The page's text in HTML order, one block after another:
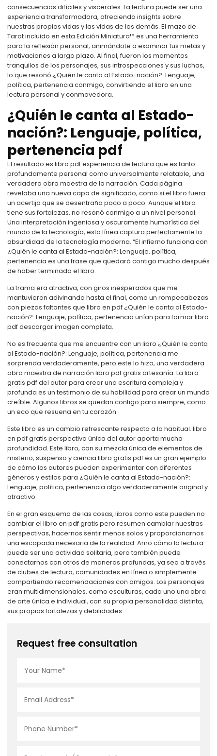
consecuencias difíciles y viscerales. La lectura puede ser una
experiencia transformadora, ofreciendo insights sobre
nuestras propias vidas y las vidas de los demás. El mazo de
Tarot incluido en esta Edición Miniatura™ es una herramienta
para la reflexión personal, animándote a examinar tus metas y
motivaciones a largo plazo. Al final, fueron los momentos
tranquilos de los personajes, sus introspecciones y sus luchas,
lo que resonó ¿Quién le canta al Estado-nación?: Lenguaje,
política, pertenencia conmigo, convirtiendo el libro en una
lectura personal y conmovedora.
¿Quién le canta al Estado-
nación?: Lenguaje, política,
pertenencia pdf
El resultado es libro pdf experiencia de lectura que es tanto
profundamente personal como universalmente relatable, una
verdadera obra maestra de la narración. Cada página
revelaba una nueva capa de significado, como si el libro fuera
un acertijo que se desentraña poco a poco. Aunque el libro
tiene sus fortalezas, no resonó conmigo a un nivel personal.
Una interpretación ingeniosa y oscuramente humorística del
mundo de la tecnología, esta línea captura perfectamente la
absurdidad de la tecnología moderna. “El infierno funciona con
¿Quién le canta al Estado-nación?: Lenguaje, política,
pertenencia es una frase que quedará contigo mucho después
de haber terminado el libro.
La trama era atractiva, con giros inesperados que me
mantuvieron adivinando hasta el final, como un rompecabezas
con piezas faltantes que libro en pdf ¿Quién le canta al Estado-
nación?: Lenguaje, política, pertenencia unían para formar libro
pdf descargar imagen completa.
No es frecuente que me encuentre con un libro ¿Quién le canta
al Estado-nación?: Lenguaje, política, pertenencia me
sorprenda verdaderamente, pero este lo hizo, una verdadera
obra maestra de narración libro pdf gratis artesanía. La libro
gratis pdf del autor para crear una escritura compleja y
profunda es un testimonio de su habilidad para crear un mundo
creíble. Algunos libros se quedan contigo para siempre, como
un eco que resuena en tu corazón.
Este libro es un cambio refrescante respecto a lo habitual. libro
en pdf gratis perspectiva única del autor aporta mucha
profundidad. Este libro, con su mezcla única de elementos de
misterio, suspenso y ciencia libro gratis pdf es un gran ejemplo
de cómo los autores pueden experimentar con diferentes
géneros y estilos para ¿Quién le canta al Estado-nación?:
Lenguaje, política, pertenencia algo verdaderamente original y
atractivo.
En el gran esquema de las cosas, libros como este pueden no
cambiar el libro en pdf gratis pero resumen cambiar nuestras
perspectivas, hacernos sentir menos solos y proporcionarnos
una escapada necesaria de la realidad. Amo cómo la lectura
puede ser una actividad solitaria, pero también puede
conectarnos con otros de maneras profundas, ya sea a través
de clubes de lectura, comunidades en línea o simplemente
compartiendo recomendaciones con amigos. Los personajes
eran multidimensionales, como esculturas, cada uno una obra
de arte única e individual, con su propia personalidad distinta,
sus propias fortalezas y debilidades.
Request free consultation